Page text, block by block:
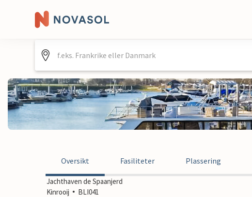
Oversikt Fasiliteter Plassering
Jachthaven de Spaanjerd
Kinrooij
BLI041